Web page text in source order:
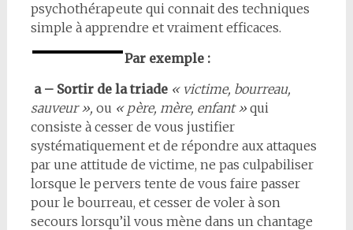
psychothérapeute qui connait des techniques
simple à apprendre et vraiment efficaces.
Par exemple:
a – Sortir de la triade « victime, bourreau,
sauveur », ou « père, mère, enfant » qui
consiste à cesser de vous justifier
systématiquement et de répondre aux attaques
par une attitude de victime, ne pas culpabiliser
lorsque le pervers tente de vous faire passer
pour le bourreau, et cesser de voler à son
secours lorsqu’il vous mène dans un chantage